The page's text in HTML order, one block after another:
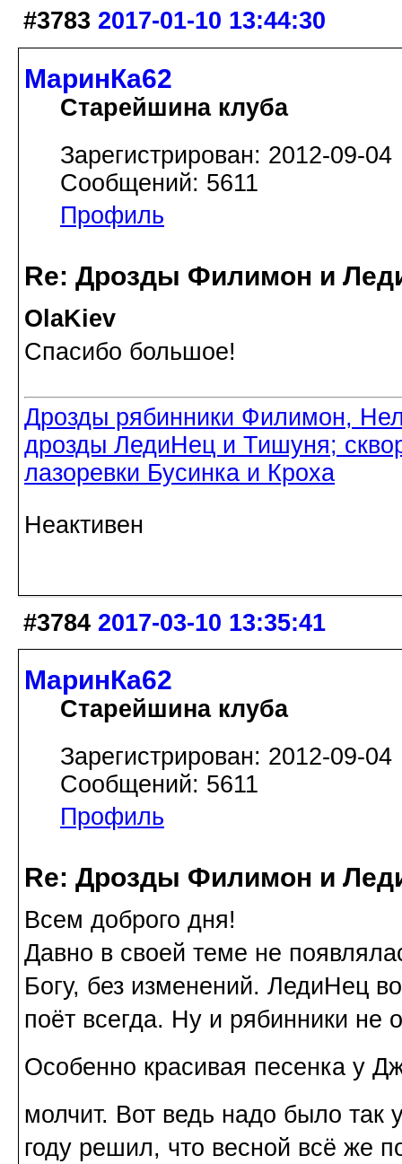
#3783 2017-01-10 13:44:30
МаринКа62
Старейшина клуба
Зарегистрирован: 2012-09-04
Сообщений: 5611
Профиль
Re: Дрозды Филимон и
OlaKiev
Спасибо большое!
Дрозды рябинники Филимон,
дрозды ЛедиНец и Тишуня;
лазоревки Бусинка и Кроха
Неактивен
#3784 2017-03-10 13:35:41
МаринКа62
Старейшина клуба
Зарегистрирован: 2012-09-04
Сообщений: 5611
Профиль
Re: Дрозды Филимон и
Всем доброго дня!
Давно в своей теме не
Богу, без изменений. ЛедиНец
поёт всегда. Ну и рябинники не
Особенно красивая песенка у
молчит. Вот ведь надо было так
году решил, что весной всё же